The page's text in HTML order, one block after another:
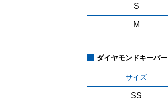
S
M
ダイヤモンドキーパー
サイズ
SS